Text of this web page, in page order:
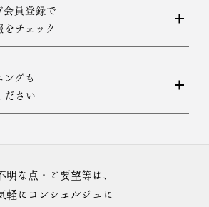
会員登録で
チェック
グも
ださい
明な点・ご要望等は、
軽にコンシェルジュに